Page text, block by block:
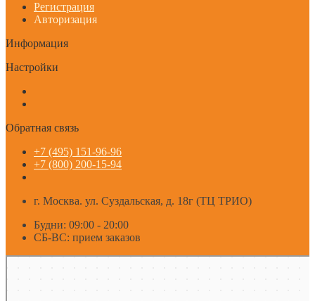
Регистрация
Авторизация
Информация
Настройки
Обратная связь
+7 (495) 151-96-96
+7 (800) 200-15-94
г. Москва. ул. Суздальская, д. 18г (ТЦ ТРИО)
Будни: 09:00 - 20:00
СБ-ВС: прием заказов